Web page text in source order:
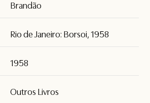
Brandão
Rio de Janeiro: Borsoi, 1958
1958
Outros Livros